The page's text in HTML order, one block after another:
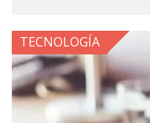
TECNOLOGÍA